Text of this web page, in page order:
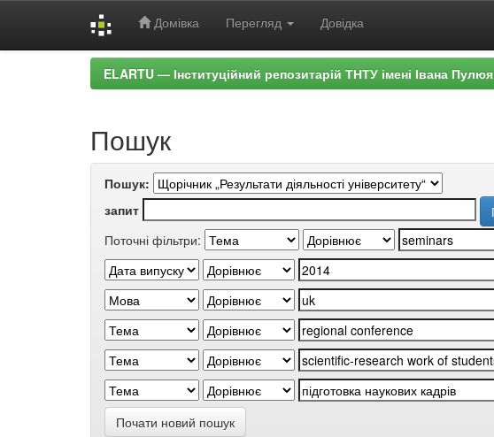
Домівка Перегляд Довідка
ELARTU — Інституційний репозитарій ТНТУ імені Івана Пулюя
Пошук
Пошук:
запит
Поточні фільтри:
Почати новий пошук